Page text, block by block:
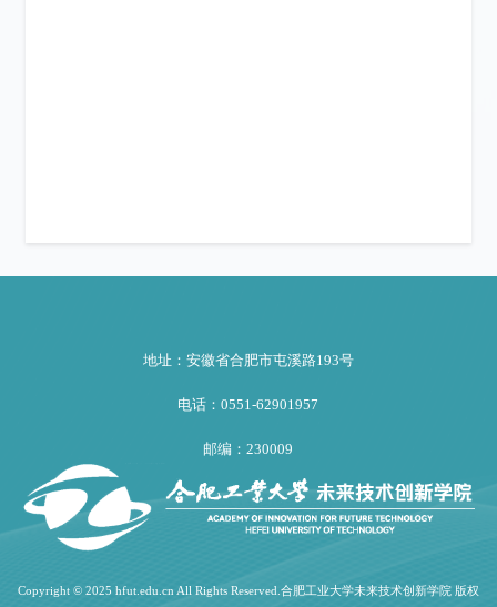
地址：安徽省合肥市屯溪路193号
电话：0551-62901957
邮编：230009
Copyright © 2025 hfut.edu.cn All Rights Reserved.合肥工业大学未来技术创新学院 版权